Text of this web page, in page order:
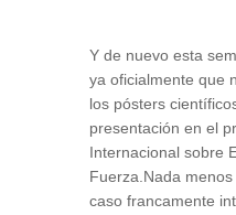
Y de nuevo esta
ya oficialmente que
los pósters
presentación en el
Internacional sobre
Fuerza.Nada
caso francamente